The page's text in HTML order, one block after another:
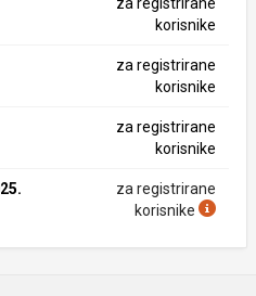
korisnike
za registrirane
korisnike
za registrirane
korisnike
za registrirane
korisnike